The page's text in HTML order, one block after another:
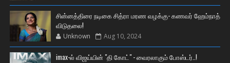
சின்னத்திரை நடிகை சித்ரா மரண வழக்கு- கணவர் ஹேம்நாத்
விடுதலை!
Unknown Aug 10, 2024
imax-ல் விஜய்யின் "தி கோட்" - வைரலாகும் போஸ்டர்..!